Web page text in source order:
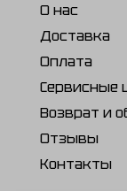
О нас
Доставка
Оплата
Сервисные
Возврат и
Отзывы
Контакты